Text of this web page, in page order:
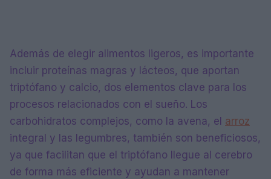
Además de elegir alimentos ligeros, es importante
incluir proteínas magras y lácteos, que aportan
triptófano y calcio, dos elementos clave para los
procesos relacionados con el sueño. Los
carbohidratos complejos, como la avena, el arroz
integral y las legumbres, también son beneficiosos,
ya que facilitan que el triptófano llegue al cerebro
de forma más eficiente y ayudan a mantener